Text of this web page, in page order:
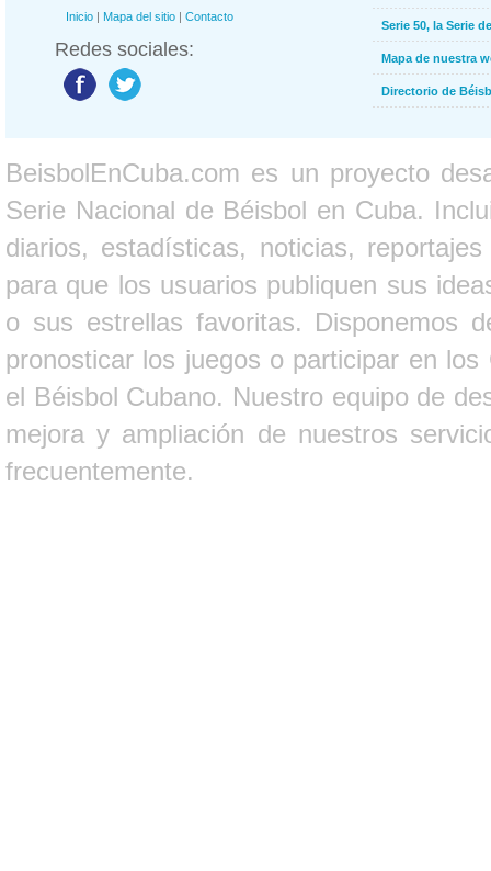
Inicio | Mapa del sitio | Contacto
Redes sociales:
Serie 50, la Serie
Mapa de nuestra
Directorio de
BeisbolEnCuba.com es un proyecto
Serie Nacional de Béisbol en Cuba.
diarios, estadísticas, noticias,
para que los usuarios publiquen sus
o sus estrellas favoritas. Disponemos
pronosticar los juegos o participar en
el Béisbol Cubano. Nuestro equipo de
mejora y ampliación de nuestros
frecuentemente.